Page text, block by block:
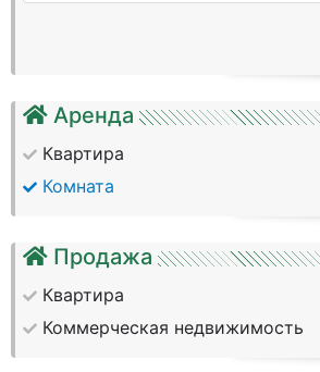
Аренда
Квартира
Комната
Продажа
Квартира
Коммерческая недвижимость